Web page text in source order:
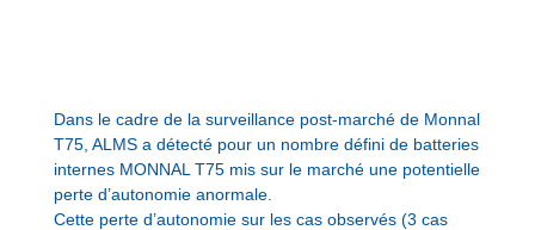
Dans le cadre de la surveillance post-marché de Monnal
T75, ALMS a détecté pour un nombre défini de batteries
internes MONNAL T75 mis sur le marché une potentielle
perte d’autonomie anormale.
Cette perte d’autonomie sur les cas observés (3 cas